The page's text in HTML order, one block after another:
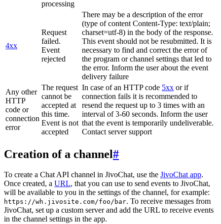
processing
4xx
Request
failed.
Event
rejected
There may be a description of the error
(type of content Content-Type: text/plain;
charset=utf-8) in the body of the response.
This event should not be resubmitted. It is
necessary to find and correct the error of
the program or channel settings that led to
the error. Inform the user about the event
delivery failure
Any other
HTTP
code or
connection
error
The request
cannot be
accepted at
this time.
Event is not
accepted
In case of an HTTP code 5xx or if
connection fails it is recommended to
resend the request up to 3 times with an
interval of 3-60 seconds. Inform the user
that the event is temporarily undeliverable.
Contact server support
Creation of a channel#
To create a Chat API channel in JivoChat, use the JivoChat app.
Once created, a URL, that you can use to send events to JivoChat,
will be available to you in the settings of the channel, for example:
https://wh.jivosite.com/foo/bar. To receive messages from
JivoChat, set up a custom server and add the URL to receive events
in the channel settings in the app.